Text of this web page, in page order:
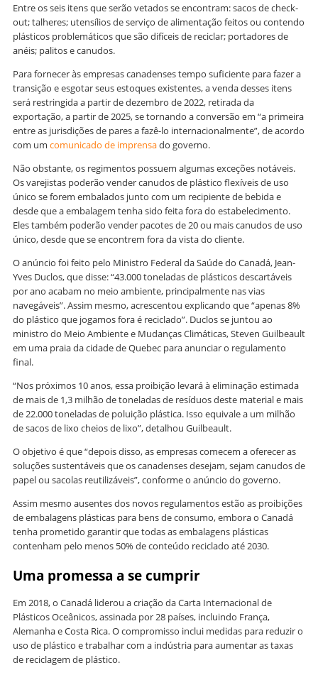
Entre os seis itens que serão vetados se encontram: sacos de check-
out; talheres; utensílios de serviço de alimentação feitos ou contendo
plásticos problemáticos que são difíceis de reciclar; portadores de
anéis; palitos e canudos.
Para fornecer às empresas canadenses tempo suficiente para fazer a
transição e esgotar seus estoques existentes, a venda desses itens
será restringida a partir de dezembro de 2022, retirada da
exportação, a partir de 2025, se tornando a conversão em “a primeira
entre as jurisdições de pares a fazê-lo internacionalmente”, de acordo
com um comunicado de imprensado governo.
Não obstante, os regimentos possuem algumas exceções notáveis.
Os varejistas poderão vender canudos de plástico flexíveis de uso
único se forem embalados junto com um recipiente de bebida e
desde que a embalagem tenha sido feita fora do estabelecimento.
Eles também poderão vender pacotes de 20 ou mais canudos de uso
único, desde que se encontrem fora da vista do cliente.
O anúncio foi feito pelo Ministro Federal da Saúde do Canadá, Jean-
Yves Duclos, que disse: “43.000 toneladas de plásticos descartáveis ​​
por ano acabam no meio ambiente, principalmente nas vias
navegáveis”. Assim mesmo, acrescentou explicando que “apenas 8%
do plástico que jogamos fora é reciclado”. Duclos se juntou ao
ministro do Meio Ambiente e Mudanças Climáticas, Steven Guilbeault
em uma praia da cidade de Quebec para anunciar o regulamento
final.
“Nos próximos 10 anos, essa proibição levará à eliminação estimada
de mais de 1,3 milhão de toneladas de resíduos deste material e mais
de 22.000 toneladas de poluição plástica. Isso equivale a um milhão
de sacos de lixo cheios de lixo”, detalhou Guilbeault.
O objetivo é que “depois disso, as empresas comecem a oferecer as
soluções sustentáveis ​​que os canadenses desejam, sejam canudos de
papel ou sacolas reutilizáveis”, conforme o anúncio do governo.
Assim mesmo ausentes dos novos regulamentos estão as proibições
de embalagens plásticas para bens de consumo, embora o Canadá
tenha prometido garantir que todas as embalagens plásticas
contenham pelo menos 50% de conteúdo reciclado até 2030.
Uma promessa a se cumprir
Em 2018, o Canadá liderou a criação da Carta Internacional de
Plásticos Oceânicos, assinada por 28 países, incluindo França,
Alemanha e Costa Rica. O compromisso inclui medidas para reduzir o
uso de plástico e trabalhar com a indústria para aumentar as taxas
de reciclagem de plástico.